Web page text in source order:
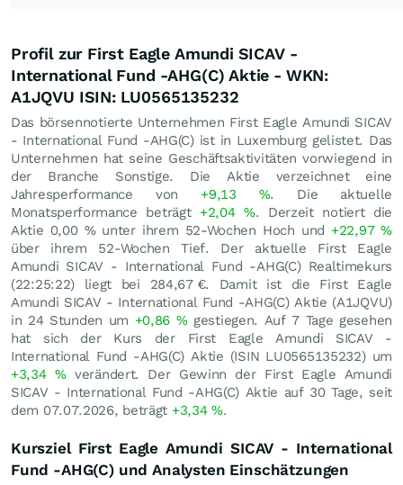
Profil zur First Eagle Amundi SICAV -
International Fund -AHG(C) Aktie - WKN:
A1JQVU ISIN: LU0565135232
Das börsennotierte Unternehmen First Eagle Amundi SICAV
- International Fund -AHG(C) ist in Luxemburg gelistet. Das
Unternehmen hat seine Geschäftsaktivitäten vorwiegend in
der Branche Sonstige. Die Aktie verzeichnet eine
Jahresperformance von +9,13 %. Die aktuelle
Monatsperformance beträgt +2,04%. Derzeit notiert die
Aktie 0,00 %unter ihrem 52-Wochen Hoch und +22,97%
über ihrem 52-Wochen Tief. Der aktuelle First Eagle
Amundi SICAV - International Fund -AHG(C) Realtimekurs
(22:25:22) liegt bei 284,67 €. Damit ist die First Eagle
Amundi SICAV - International Fund -AHG(C) Aktie (A1JQVU)
in 24 Stunden um +0,86 %gestiegen. Auf 7 Tage gesehen
hat sich der Kurs der First Eagle Amundi SICAV -
International Fund -AHG(C) Aktie (ISIN LU0565135232) um
+3,34 %verändert. Der Gewinn der First Eagle Amundi
SICAV - International Fund -AHG(C) Aktie auf 30 Tage, seit
dem 07.07.2026, beträgt +3,34%.
Kursziel First Eagle Amundi SICAV - International
Fund -AHG(C) und Analysten Einschätzungen